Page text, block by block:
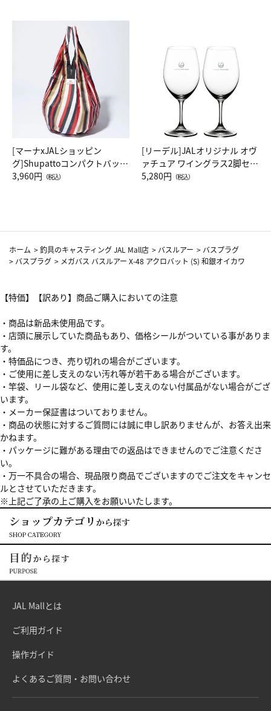
[マーナxJALショッピン
グ]Shupattoコンパクトバッグ
Drop JAL客室乗務員（LC）ス
3,960円 （税込）
[リーデル]JALオリジナル オヴ
ァチュア ワイングラス2脚セッ
ト（レッドワイン）
5,280円 （税込）
ホーム >釣具のキャスティング JAL Mall店 > バスルアー > バスプラグ
> バスプラグ > メガバス バスルアー X-48 アクロバット (S) 和銀オイカワ
【特価】【訳あり】商品ご購入においての注意
・商品は新品未使用品です。
・店頭に展示していた商品もあり、価格シールがついている事がありま
す。
・特価品につき、売り切れの場合がございます。
・ご使用に差し支えのない汚れ等が若干ある場合がございます。
・竿袋、リール袋など、使用に差し支えのない付属品がない場合がござ
います。
・メーカー保証書はついておりません。
・商品の状態に対するご質問には誠に申し訳ありませんが、お答え出来
かねます。
・パッケージに難がある理由での返品はできませんのでご注意くださ
い。
・万一不具合の場合、現品限り商品でございますのでご注文をキャンセ
ルとさせていただきます。
※上記ご了承の上ご購入をお願いいたします。
JAL Mallとは
ご利用ガイド
操作ガイド
よくあるご質問・お問い合わせ